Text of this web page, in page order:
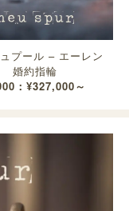
プール – エーレン
婚約指輪
：¥327,000～